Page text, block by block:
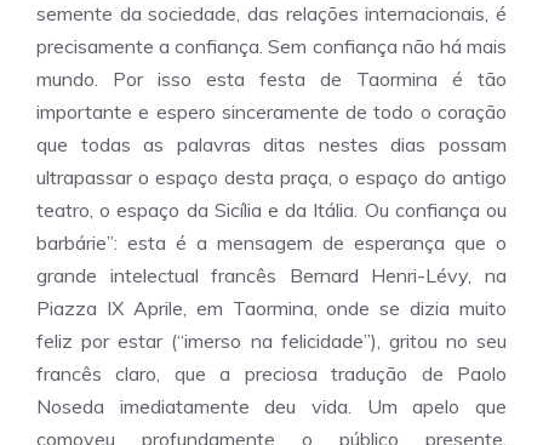
semente da sociedade, das relações internacionais, é
precisamente a confiança. Sem confiança não há mais
mundo. Por isso esta festa de Taormina é tão
importante e espero sinceramente de todo o coração
que todas as palavras ditas nestes dias possam
ultrapassar o espaço desta praça, o espaço do antigo
teatro, o espaço da Sicília e da Itália. Ou confiança ou
barbárie”: esta é a mensagem de esperança que o
grande intelectual francês Bernard Henri-Lévy, na
Piazza IX Aprile, em Taormina, onde se dizia muito
feliz por estar (“imerso na felicidade”), gritou no seu
francês claro, que a preciosa tradução de Paolo
Noseda imediatamente deu vida. Um apelo que
comoveu profundamente o público presente,